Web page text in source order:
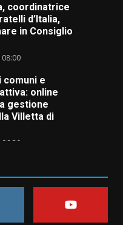
coordinatrice
d’Italia,
in Consiglio
comuni e
online
gestione
Villetta di